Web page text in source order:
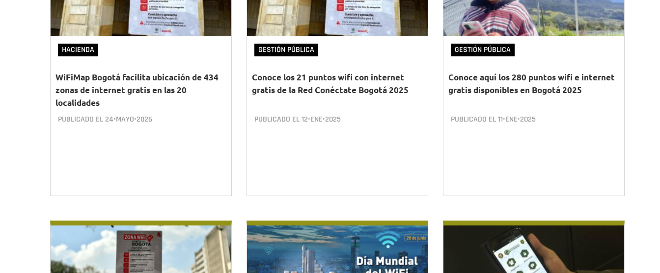
HACIENDA
WiFiMap Bogotá facilita ubicación de 434
zonas de internet gratis en las 20
localidades
PUBLICADO EL 24•MAYO•2026
GESTIÓN PÚBLICA
Conoce los 21 puntos wifi con internet
gratis de la Red Conéctate Bogotá 2025
PUBLICADO EL12•ENE•2025
GESTIÓN PÚBLICA
Conoce aquí los 280 puntos wifi e internet
gratis disponibles en Bogotá 2025
PUBLICADO EL11•ENE•2025